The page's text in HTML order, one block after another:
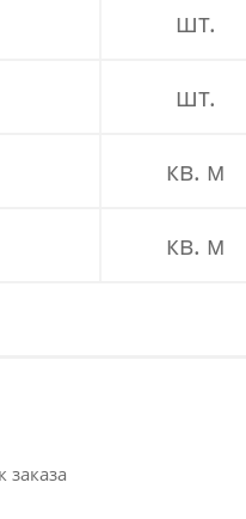
шт.
шт.
кв. м
кв. м
заказа